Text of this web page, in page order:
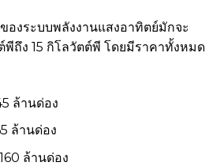
องระบบพลังงานแสงอาทิตย์มักจะ
พีถึง 15 กิโลวัตต์พี โดยมีราคาทั้งหมด
ล้านด่อง
ล้านด่อง
ล้านด่อง